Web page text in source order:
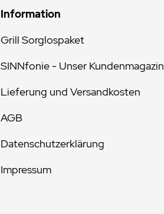
Information
Grill Sorglospaket
SINNfonie - Unser Kundenmagazin
Lieferung und Versandkosten
AGB
Datenschutzerklärung
Impressum